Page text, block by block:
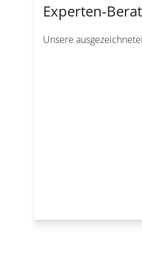
Experten-
Unsere